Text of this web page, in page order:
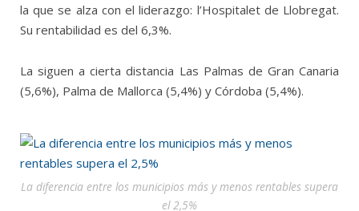
la que se alza con el liderazgo: l’Hospitalet de Llobregat.
Su rentabilidad es del 6,3%.
La siguen a cierta distancia Las Palmas de Gran Canaria
(5,6%), Palma de Mallorca (5,4%) y Córdoba (5,4%).
La diferencia entre los municipios más y menos rentables supera
el 2,5%